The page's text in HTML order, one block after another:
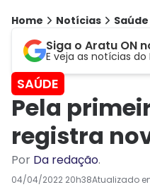
Home Notícias Saúde
Siga o Aratu ON
E veja as notícias
SAÚDE
Pela
registra
Por Da redação.
04/04/2022 20h38Atualizado